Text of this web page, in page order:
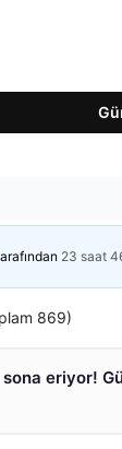
23 saat
869)
eriyor!